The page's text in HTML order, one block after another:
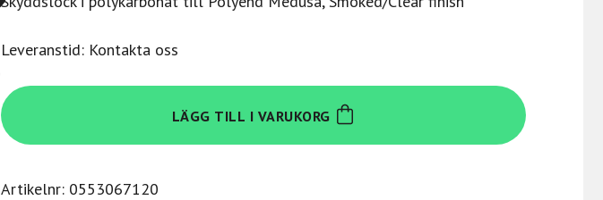
Leveranstid: Kontakta oss
Decksaver
Polyend
Medusa
LÄGG TILL I VARUKORG
Artikelnr: 0553067120